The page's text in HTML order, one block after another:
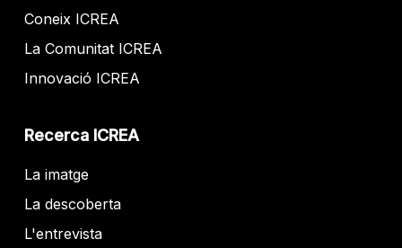
Coneix ICREA
La Comunitat ICREA
Innovació ICREA
Recerca ICREA
La imatge
La descoberta
L'entrevista